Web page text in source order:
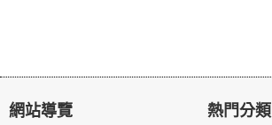
網站導覽 熱門分類